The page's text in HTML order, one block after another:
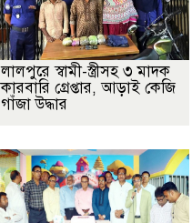
লালপুরে স্বামী-স্ত্রীসহ ৩ মাদক
কারবারি গ্রেপ্তার, আড়াই কেজি
গাঁজা উদ্ধার